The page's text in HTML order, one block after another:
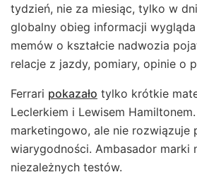
tydzień, nie za miesiąc, tylko w
globalny obieg informacji
memów o kształcie nadwozia
relacje z jazdy, pomiary, opinie o
Ferrari pokazało tylko krótkie
Leclerkiem i Lewisem
marketingowo, ale nie rozwiązuje
wiarygodności. Ambasador marki
niezależnych testów.